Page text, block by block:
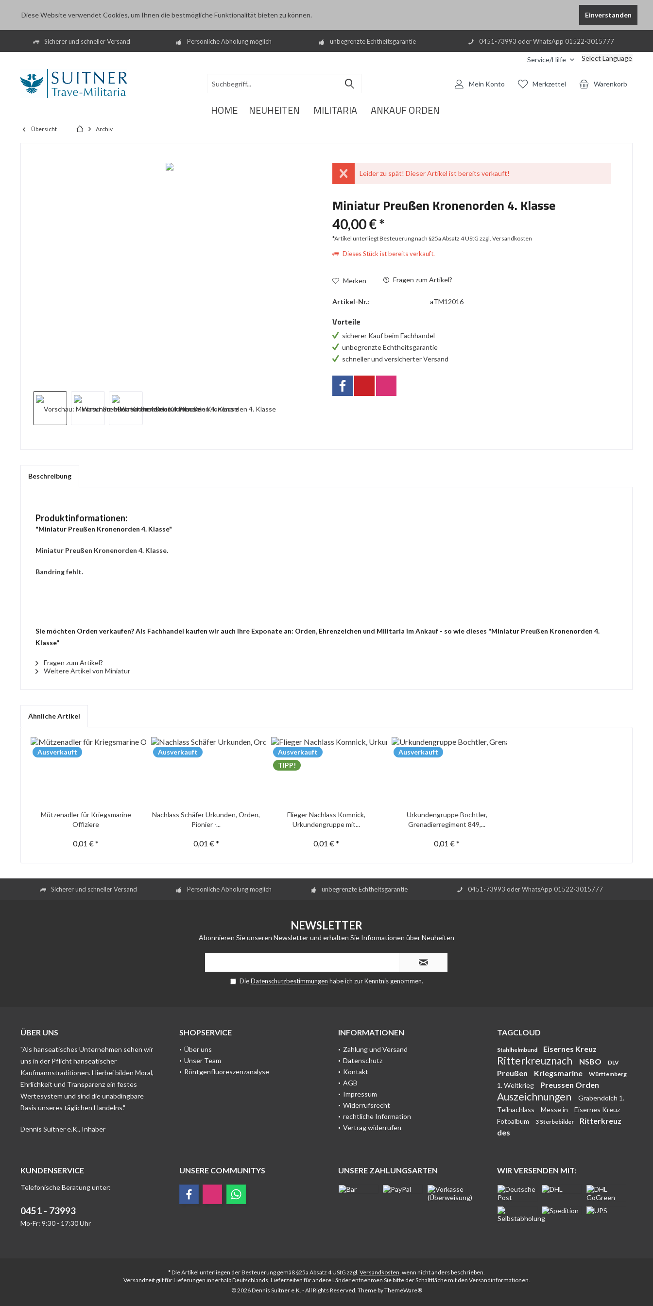
Diese Website verwendet Cookies, um Ihnen die bestmögliche Funktionalität bieten zu können. Einverstanden
Sicherer und schneller Versand Persönliche Abholung möglich unbegrenzte Echtheitsgarantie 0451-73993 oder WhatsApp 01522-3015777
Service/Hilfe Select Language
Warenkorb
Merkzettel
Mein Konto
HOME NEUHEITEN MILITARIA ANKAUF ORDEN
Übersicht Archiv
Leider zu spät! Dieser Artikel ist bereits verkauft!
Miniatur Preußen Kronenorden 4. Klasse
40,00 € *
*Artikel unterliegt Besteuerung nach §25a Absatz 4 UStGzzgl. Versandkosten
Dieses Stück ist bereits verkauft.
Merken Fragen zum Artikel?
Artikel-Nr.: aTM12016
Vorteile
sicherer Kauf beim Fachhandel
unbegrenzte Echtheitsgarantie
schneller und versicherter Versand
Beschreibung
Produktinformationen:
"Miniatur Preußen Kronenorden 4. Klasse"
Miniatur Preußen Kronenorden 4. Klasse.
Bandring fehlt.
Sie möchten Orden verkaufen? Als Fachhandel kaufen wir auch Ihre Exponate an: Orden, Ehrenzeichen und Militaria im Ankauf - so wie dieses "Miniatur Preußen Kronenorden 4.
Klasse"
Fragen zum Artikel?
Weitere Artikel von Miniatur
Ähnliche Artikel
Ausverkauft
Mützenadler für Kriegsmarine
Offiziere
0,01 € *
Ausverkauft
Nachlass Schäfer Urkunden, Orden,
Pionier -...
0,01 € *
Ausverkauft
TIPP!
Flieger Nachlass Komnick,
Urkundengruppe mit...
0,01 € *
Ausverkauft
Urkundengruppe Bochtler,
Grenadierregiment 849,...
0,01 € *
Sicherer und schneller Versand Persönliche Abholung möglich unbegrenzte Echtheitsgarantie 0451-73993 oder WhatsApp 01522-3015777
NEWSLETTER
Abonnieren Sie unseren Newsletter und erhalten Sie Informationen über Neuheiten
DieDatenschutzbestimmungen habe ich zur Kenntnis genommen.
ÜBER UNS
"Als hanseatisches Unternehmen sehen wir
uns in der Pflicht hanseatischer
Kaufmannstraditionen. Hierbei bilden Moral,
Ehrlichkeit und Transparenz ein festes
Wertesystem und sind die unabdingbare
Basis unseres täglichen Handelns."
Dennis Suitner e.K., Inhaber
SHOPSERVICE
Über uns
Unser Team
Röntgenfluoreszenzanalyse
INFORMATIONEN
Zahlung und Versand
Datenschutz
Kontakt
AGB
Impressum
Widerrufsrecht
rechtliche Information
Vertrag widerrufen
TAGCLOUD
Stahlhelmbund Eisernes Kreuz
Ritterkreuznach NSBO DLV
Preußen Kriegsmarine Württemberg
1. Weltkrieg Preussen Orden
Auszeichnungen
Grabendolch 1.
Teilnachlass
Messe in
Eisernes Kreuz
Fotoalbum
3 Sterbebilder
Ritterkreuz
des
KUNDENSERVICE
Telefonische Beratung unter:
0451 - 73993
Mo-Fr: 9:30 - 17:30 Uhr
UNSERE COMMUNITYS UNSERE ZAHLUNGSARTEN WIR VERSENDEN MIT:
* Die Artikel unterliegen der Besteuerung gemäß §25a Absatz 4 UStG zzgl. Versandkosten, wenn nicht anders beschrieben.
Versandzeit gilt für Lieferungen innerhalb Deutschlands, Lieferzeiten für andere Länder entnehmen Sie bitte der Schaltfläche mit den Versandinformationen.
© 2026 Dennis Suitner e.K. - All Rights Reserved. Theme byThemeWare®